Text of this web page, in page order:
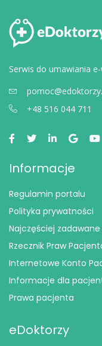
Serwis do umawiania
+48 516 044 711
Informacje
Regulamin portalu
Polityka prywatności
Najczęściej
Rzecznik Praw
Internetowe Konto
Informacje dla
Prawa pacjenta
eDoktorzy